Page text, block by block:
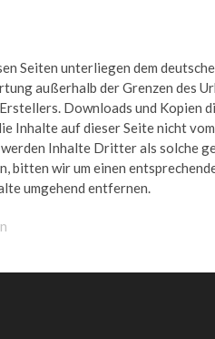
Seiten unterliegen dem
außerhalb der Grenzen des
Downloads und Kopien
Inhalte auf dieser Seite nicht
Inhalte Dritter als solche
bitten wir um einen
umgehend entfernen.